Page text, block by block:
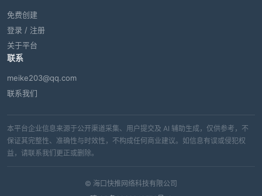
免费创建
登录 / 注册
关于平台
联系
meike203@qq.com
联系我们
本平台企业信息来源于公开渠道采集、用户提交及 AI 辅助生成，仅供参考，不
保证其完整性、准确性与时效性，不构成任何商业建议。如信息有误或侵犯权
益，请联系我们更正或删除。
© 海口快推网络科技有限公司